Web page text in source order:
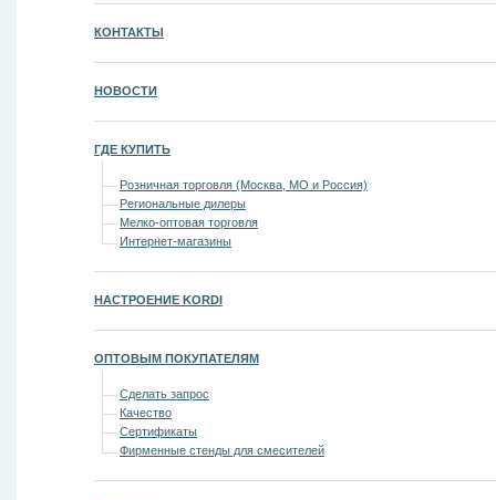
КОНТАКТЫ
НОВОСТИ
ГДЕ КУПИТЬ
Розничная торговля (Москва, МО и Россия)
Региональные дилеры
Мелко-оптовая торговля
Интернет-магазины
НАСТРОЕНИЕ KORDI
ОПТОВЫМ ПОКУПАТЕЛЯМ
Сделать запрос
Качество
Сертификаты
Фирменные стенды для смесителей